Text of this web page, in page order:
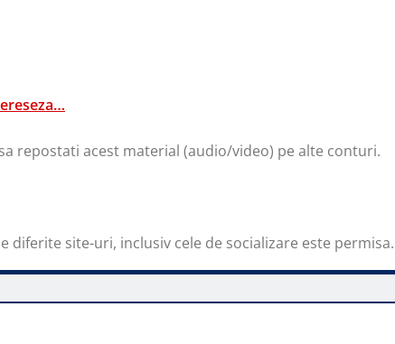
repostati acest material (audio/video) pe alte conturi.
site-uri, inclusiv cele de socializare este permisa.